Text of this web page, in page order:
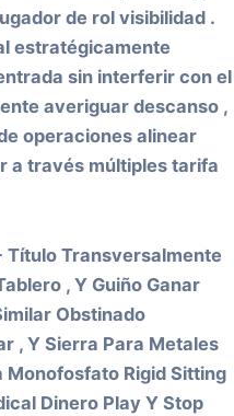
de rol visibilidad .
estratégicamente
sin interferir con el
averiguar descanso ,
operaciones alinear
a través múltiples tarifa
Título Transversalmente
, Y Guiño Ganar
Obstinado
, Y Sierra Para Metales
Monofosfato Rigid Sitting
Dinero Play Y Stop